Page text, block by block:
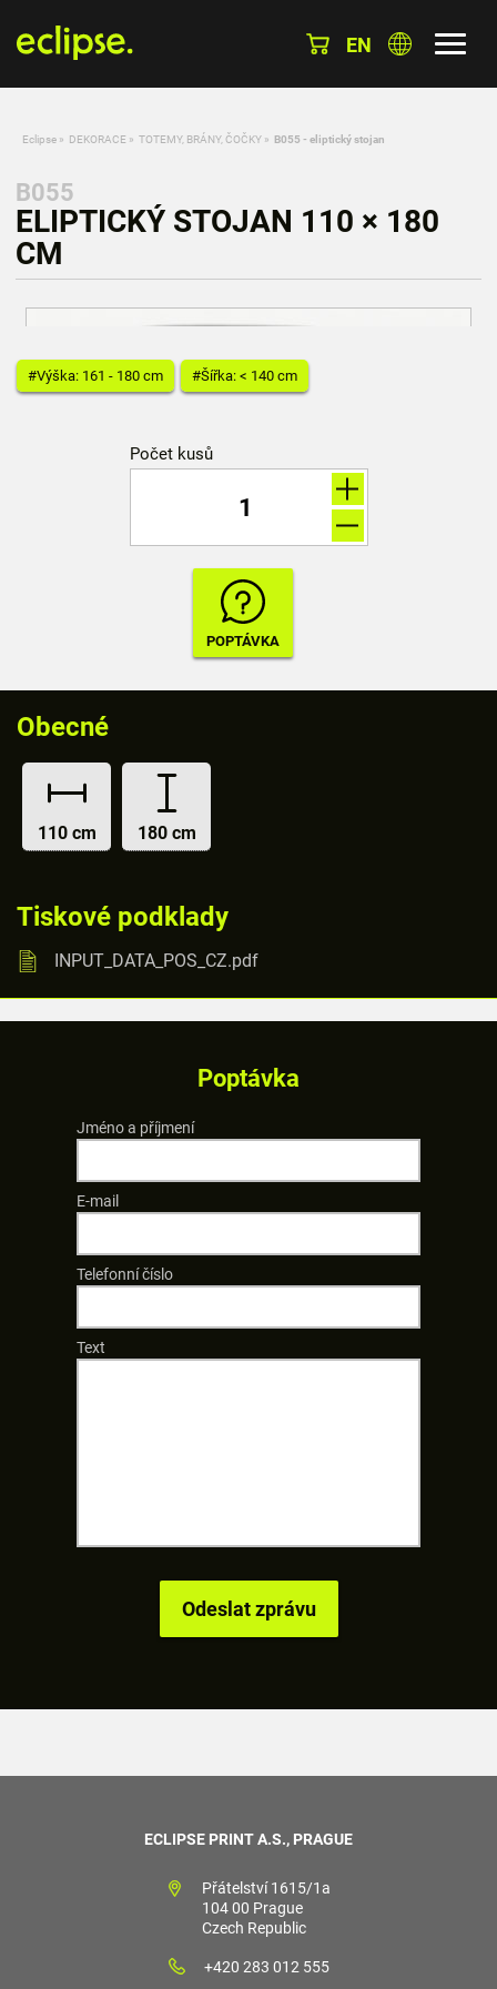
EN
Eclipse » DEKORACE » TOTEMY, BRÁNY, ČOČKY » B055 - eliptický stojan
B055
ELIPTICKÝ STOJAN 110 × 180
CM
#Výška: 161 - 180 cm #Šířka: < 140 cm
Počet kusů
Obecné
110 cm 180 cm
Tiskové podklady
INPUT_DATA_POS_CZ.pdf
Poptávka
Jméno a příjmení
E-mail
Telefonní číslo
Text
ECLIPSE PRINT A.S., PRAGUE
Přátelství 1615/1a
104 00 Prague
Czech Republic
+420 283 012 555